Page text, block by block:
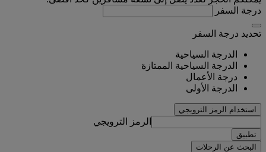
درجة السفر
تحديد درجة السفر
الدرجة السياحية
الدرجة السياحية الممتازة
درجة الأعمال
الدرجة الأولى
استخدام الرمز الترويجي
الرمز الترويجي
تطبيق
البحث عن الرحلات